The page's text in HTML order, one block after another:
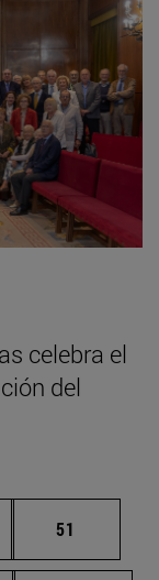
celebra el
del
intermedias
Página
51